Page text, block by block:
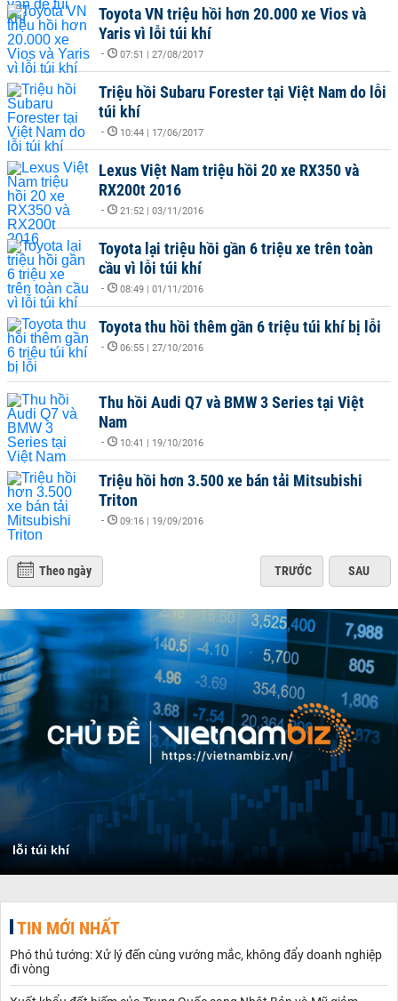
Toyota VN triệu hồi hơn 20.000 xe Vios và
Yaris vì lỗi túi khí
- 07:51 | 27/08/2017
Triệu hồi Subaru Forester tại Việt Nam do lỗi
túi khí
- 10:44 | 17/06/2017
Lexus Việt Nam triệu hồi 20 xe RX350 và
RX200t 2016
- 21:52 | 03/11/2016
Toyota lại triệu hồi gần 6 triệu xe trên toàn
cầu vì lỗi túi khí
- 08:49 | 01/11/2016
Toyota thu hồi thêm gần 6 triệu túi khí bị lỗi
- 06:55 | 27/10/2016
Thu hồi Audi Q7 và BMW 3 Series tại Việt
Nam
- 10:41 | 19/10/2016
Triệu hồi hơn 3.500 xe bán tải Mitsubishi
Triton
- 09:16 | 19/09/2016
Theo ngày TRƯỚC SAU
lỗi túi khí
TIN MỚI NHẤT
Phó thủ tướng: Xử lý đến cùng vướng mắc, không đẩy doanh nghiệp
đi vòng